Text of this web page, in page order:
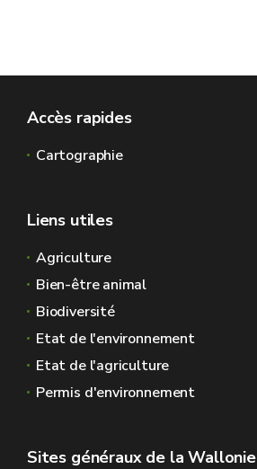
Accès rapides
Cartographie
Liens utiles
Agriculture
Bien-être animal
Biodiversité
Etat de l'environnement
Etat de l'agriculture
Permis d'environnement
Sites généraux de la Wallonie